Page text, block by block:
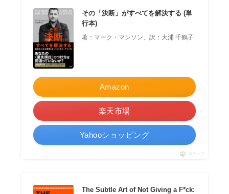
その「決断」がすべてを解決する (単
行本)
著：マーク・マンソン、訳：大浦 千鶴子
Amazon
楽天市場
Yahooショッピング
ポチップ
The Subtle Art of Not Giving a F*ck: